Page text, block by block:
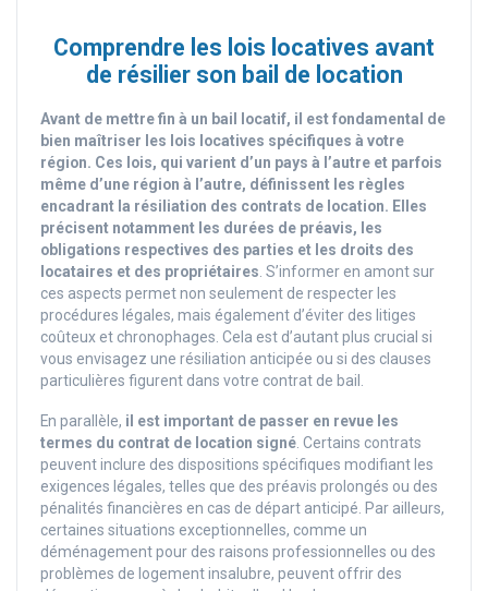
Comprendre les lois locatives avant
de résilier son bail de location
Avant de mettre fin à un bail locatif, il est fondamental de
bien maîtriser les lois locatives spécifiques à votre
région. Ces lois, qui varient d’un pays à l’autre et parfois
même d’une région à l’autre, définissent les règles
encadrant la résiliation des contrats de location. Elles
précisent notamment les durées de préavis, les
obligations respectives des parties et les droits des
locataires et des propriétaires. S’informer en amont sur
ces aspects permet non seulement de respecter les
procédures légales, mais également d’éviter des litiges
coûteux et chronophages. Cela est d’autant plus crucial si
vous envisagez une résiliation anticipée ou si des clauses
particulières figurent dans votre contrat de bail.
En parallèle, il est important de passer en revue les
termes du contrat de location signé . Certains contrats
peuvent inclure des dispositions spécifiques modifiant les
exigences légales, telles que des préavis prolongés ou des
pénalités financières en cas de départ anticipé. Par ailleurs,
certaines situations exceptionnelles, comme un
déménagement pour des raisons professionnelles ou des
problèmes de logement insalubre, peuvent offrir des